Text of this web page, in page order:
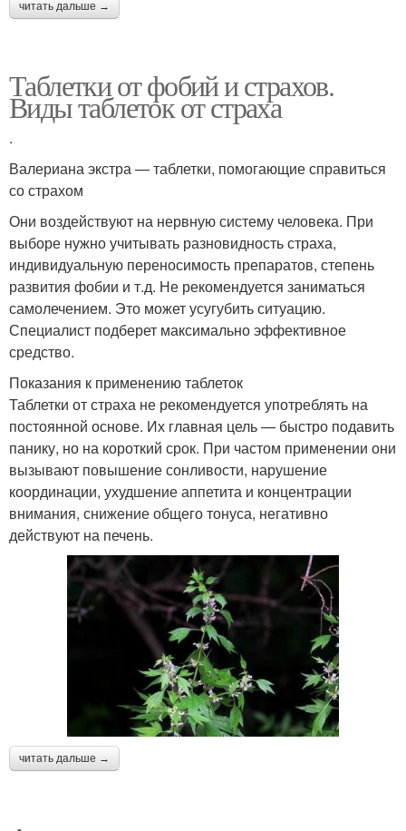
читать дальше →
Таблетки от фобий и страхов.
Виды таблеток от страха
.
Валериана экстра — таблетки, помогающие справиться
со страхом
Они воздействуют на нервную систему человека. При
выборе нужно учитывать разновидность страха,
индивидуальную переносимость препаратов, степень
развития фобии и т.д. Не рекомендуется заниматься
самолечением. Это может усугубить ситуацию.
Специалист подберет максимально эффективное
средство.
Показания к применению таблеток
Таблетки от страха не рекомендуется употреблять на
постоянной основе. Их главная цель — быстро подавить
панику, но на короткий срок. При частом применении они
вызывают повышение сонливости, нарушение
координации, ухудшение аппетита и концентрации
внимания, снижение общего тонуса, негативно
действуют на печень.
читать дальше →